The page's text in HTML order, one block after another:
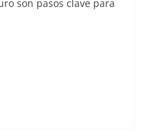
son pasos clave para